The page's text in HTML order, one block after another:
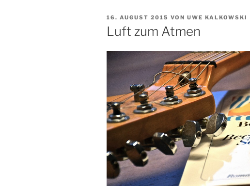
VERÖFFENTLICHT
AM
16. AUGUST 2015 VON UWE KALKOWSKI
Luft zum Atmen